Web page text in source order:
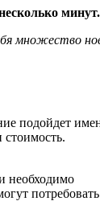
минут.
множество
подойдет
необходимо
потребовать